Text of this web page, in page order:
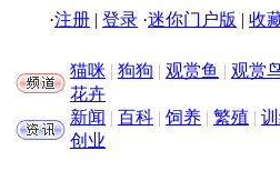
·注册 | 登录 ·迷你门户版 | 收
猫咪 | 狗狗 | 观赏鱼 | 观赏
花卉
新闻 | 百科 | 饲养 | 繁殖 |
创业